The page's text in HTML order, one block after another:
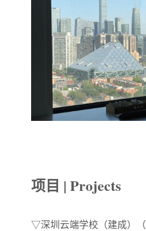
项目 | Projects
▽深圳云端学校（建成）（